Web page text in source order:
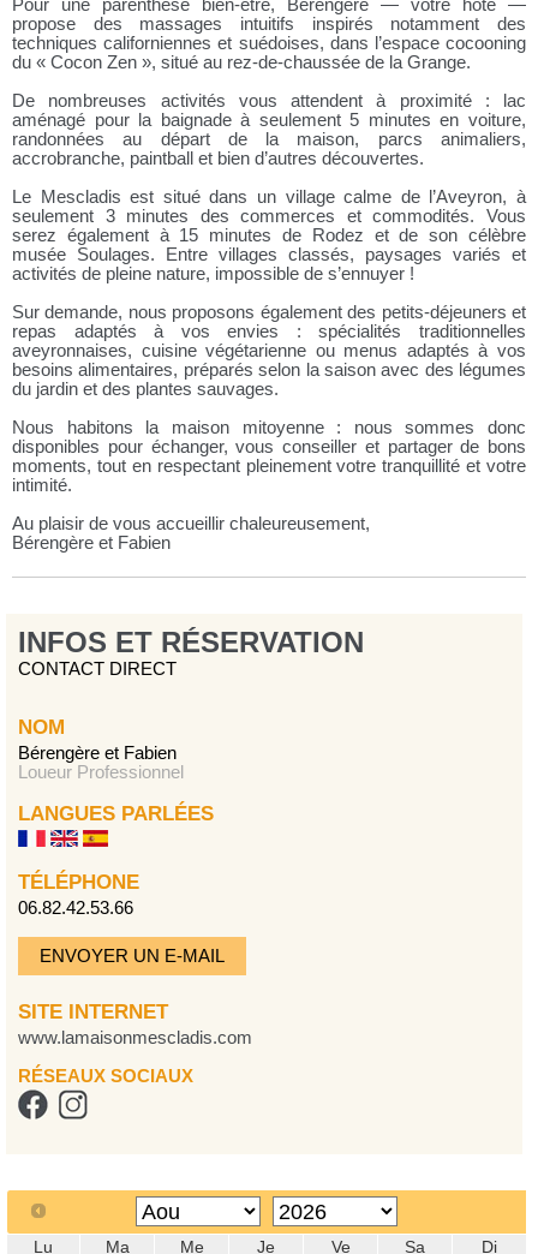
Pour une parenthèse bien-être, Bérengère — votre hôte —
propose des massages intuitifs inspirés notamment des
techniques californiennes et suédoises, dans l’espace cocooning
du « Cocon Zen », situé au rez-de-chaussée de la Grange.
De nombreuses activités vous attendent à proximité : lac
aménagé pour la baignade à seulement 5 minutes en voiture,
randonnées au départ de la maison, parcs animaliers,
accrobranche, paintball et bien d’autres découvertes.
Le Mescladis est situé dans un village calme de l’Aveyron, à
seulement 3 minutes des commerces et commodités. Vous
serez également à 15 minutes de Rodez et de son célèbre
musée Soulages. Entre villages classés, paysages variés et
activités de pleine nature, impossible de s’ennuyer !
Sur demande, nous proposons également des petits-déjeuners et
repas adaptés à vos envies : spécialités traditionnelles
aveyronnaises, cuisine végétarienne ou menus adaptés à vos
besoins alimentaires, préparés selon la saison avec des légumes
du jardin et des plantes sauvages.
Nous habitons la maison mitoyenne : nous sommes donc
disponibles pour échanger, vous conseiller et partager de bons
moments, tout en respectant pleinement votre tranquillité et votre
intimité.
Au plaisir de vous accueillir chaleureusement,
Bérengère et Fabien
INFOS ET RÉSERVATION
CONTACT DIRECT
NOM
Bérengère et Fabien
Loueur Professionnel
LANGUES PARLÉES
TÉLÉPHONE
06.82.42.53.66
ENVOYER UN E-MAIL
SITE INTERNET
www.lamaisonmescladis.com
RÉSEAUX SOCIAUX
Lu Ma Me Je Ve Sa Di